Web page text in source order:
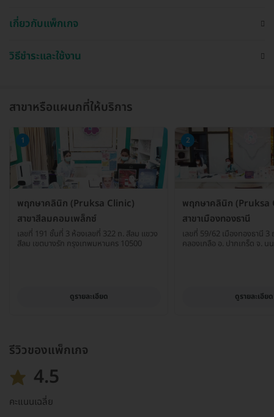
เกี่ยวกับแพ็กเกจ
วิธีชำระและใช้งาน
สาขาหรือแผนกที่ให้บริการ
1
พฤกษาคลินิก (Pruksa Clinic)
สาขาสีลมคอมเพล็กซ์
เลขที่ 191 ชั้นที่ 3 ห้องเลขที่ 322 ถ. สีลม แขวง
สีลม เขตบางรัก กรุงเทพมหานคร 10500
ดูรายละเอียด
2
พฤกษาคลินิก (Pruksa
สาขาเมืองทองธานี
เลขที่ 59/62 เมืองทองธานี
คลองเกลือ อ. ปากเกร็ด จ. น
ดูรายละเอียด
รีวิวของแพ็กเกจ
4.5
คะแนนเฉลี่ย